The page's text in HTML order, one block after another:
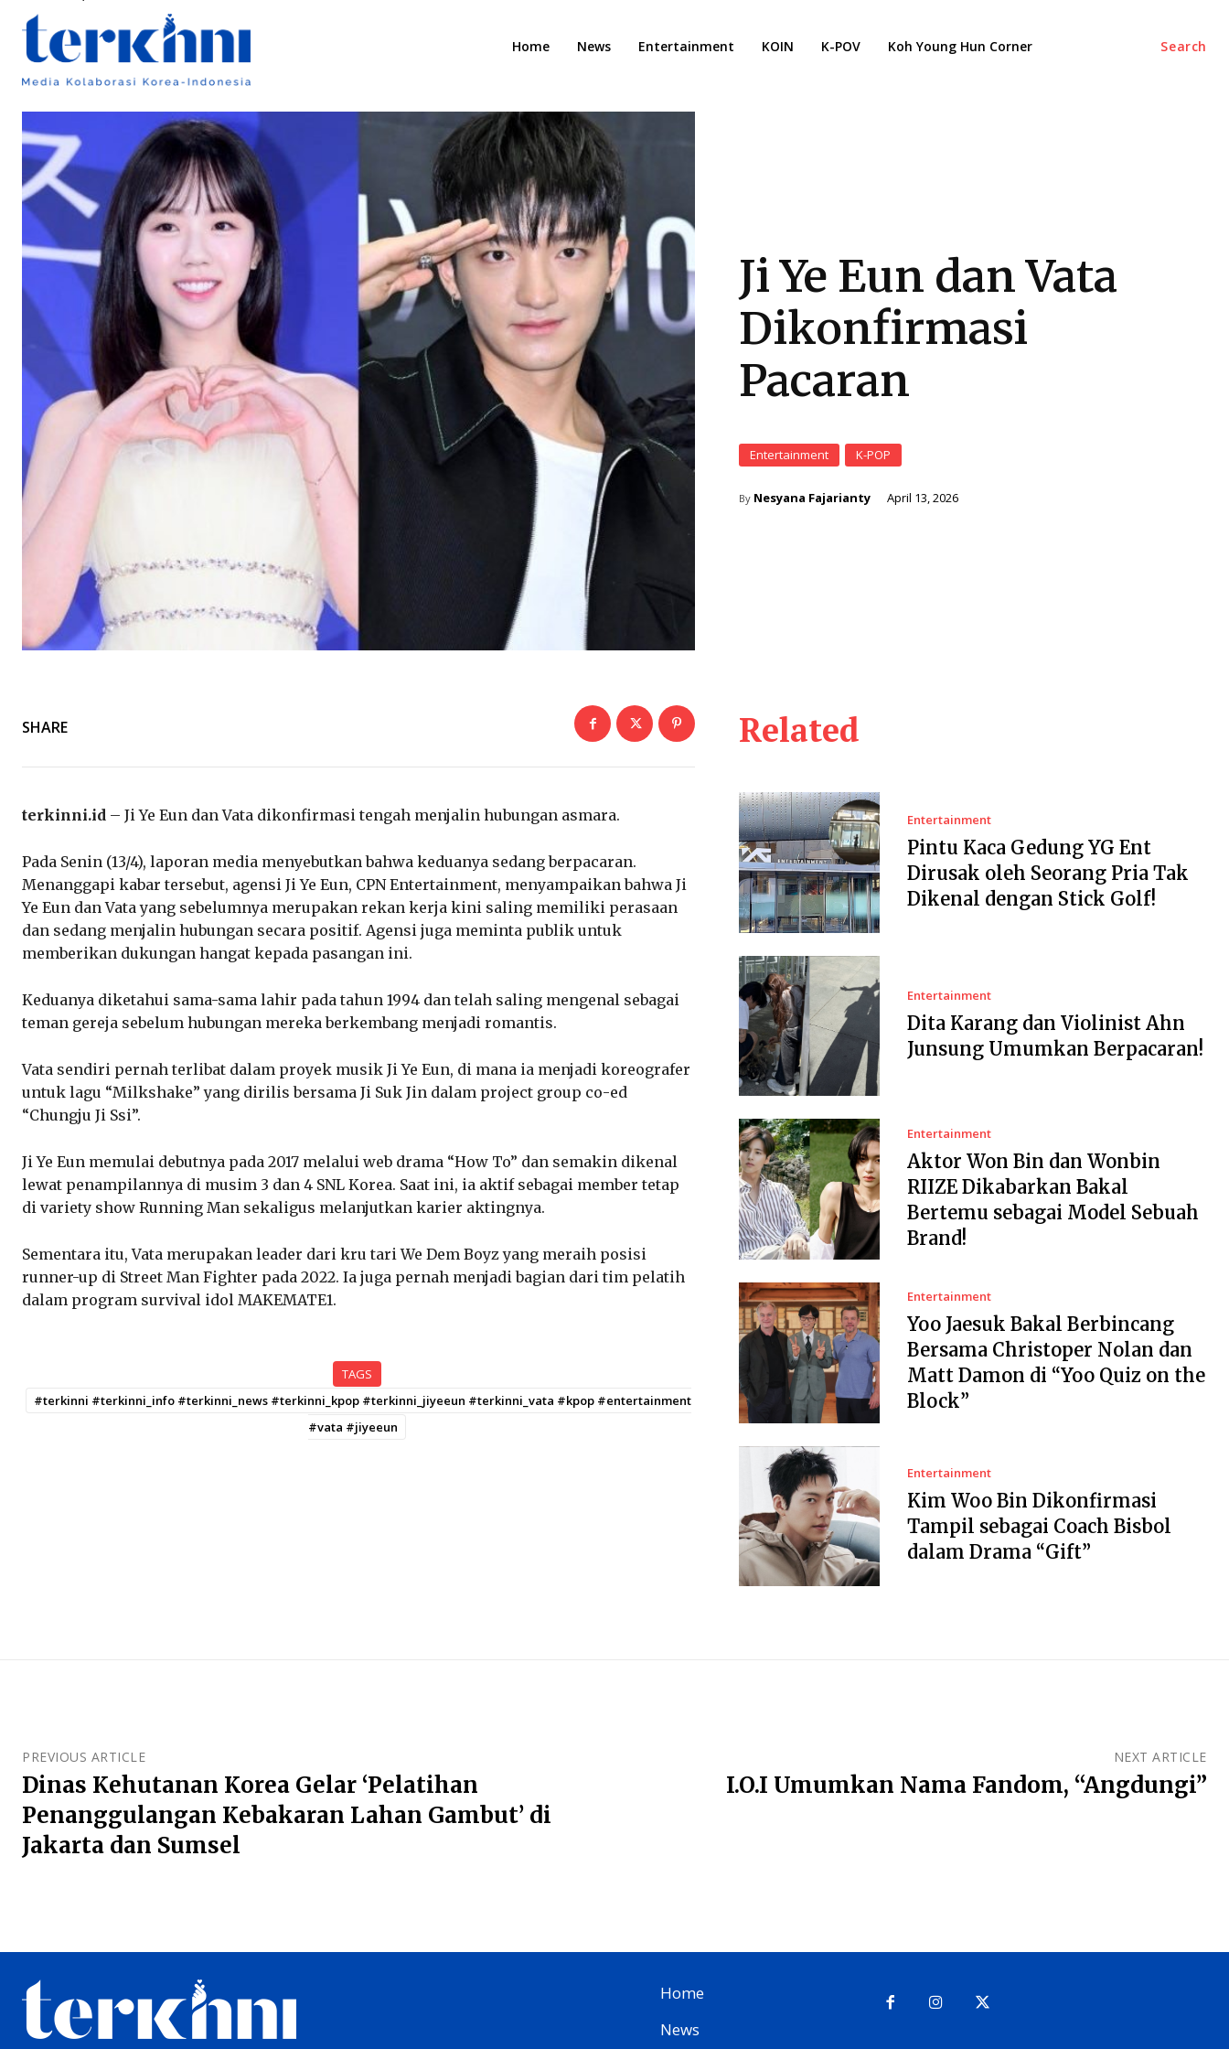
Search
Home News Entertainment KOIN K-POV Koh Young Hun Corner
Ji Ye Eun dan Vata
Dikonfirmasi
Pacaran
Entertainment K-POP
By Nesyana Fajarianty April 13, 2026
SHARE
terkinni.id – Ji Ye Eun dan Vata dikonfirmasi tengah menjalin hubungan asmara.
Pada Senin (13/4), laporan media menyebutkan bahwa keduanya sedang berpacaran.
Menanggapi kabar tersebut, agensi Ji Ye Eun, CPN Entertainment, menyampaikan bahwa Ji
Ye Eun dan Vata yang sebelumnya merupakan rekan kerja kini saling memiliki perasaan
dan sedang menjalin hubungan secara positif. Agensi juga meminta publik untuk
memberikan dukungan hangat kepada pasangan ini.
Keduanya diketahui sama-sama lahir pada tahun 1994 dan telah saling mengenal sebagai
teman gereja sebelum hubungan mereka berkembang menjadi romantis.
Vata sendiri pernah terlibat dalam proyek musik Ji Ye Eun, di mana ia menjadi koreografer
untuk lagu “Milkshake” yang dirilis bersama Ji Suk Jin dalam project group co-ed
“Chungju Ji Ssi”.
Ji Ye Eun memulai debutnya pada 2017 melalui web drama “How To” dan semakin dikenal
lewat penampilannya di musim 3 dan 4 SNL Korea. Saat ini, ia aktif sebagai member tetap
di variety show Running Man sekaligus melanjutkan karier aktingnya.
Sementara itu, Vata merupakan leader dari kru tari We Dem Boyz yang meraih posisi
runner-up di Street Man Fighter pada 2022. Ia juga pernah menjadi bagian dari tim pelatih
dalam program survival idol MAKEMATE1.
TAGS
#terkinni #terkinni_info #terkinni_news #terkinni_kpop #terkinni_jiyeeun #terkinni_vata #kpop #entertainment
#vata #jiyeeun
Related
Entertainment
Pintu Kaca Gedung YG Ent
Dirusak oleh Seorang Pria Tak
Dikenal dengan Stick Golf!
Entertainment
Dita Karang dan Violinist Ahn
Junsung Umumkan Berpacaran!
Entertainment
Aktor Won Bin dan Wonbin
RIIZE Dikabarkan Bakal
Bertemu sebagai Model Sebuah
Brand!
Entertainment
Yoo Jaesuk Bakal Berbincang
Bersama Christoper Nolan dan
Matt Damon di “Yoo Quiz on the
Block”
Entertainment
Kim Woo Bin Dikonfirmasi
Tampil sebagai Coach Bisbol
dalam Drama “Gift”
PREVIOUS ARTICLE
Dinas Kehutanan Korea Gelar ‘Pelatihan
Penanggulangan Kebakaran Lahan Gambut’ di
Jakarta dan Sumsel
NEXT ARTICLE
I.O.I Umumkan Nama Fandom, “Angdungi”
Home
News